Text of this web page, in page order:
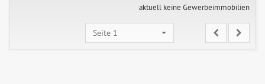
aktuell keine Gewerbeimmobilien
Seite 1